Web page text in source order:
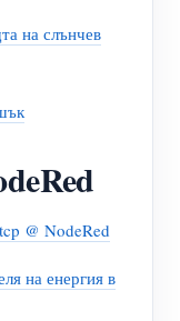
на слънчев
@ NodeRed
на енергия в